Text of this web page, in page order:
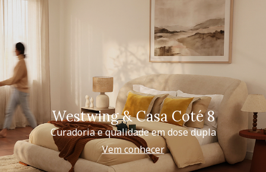
Westwing & Casa Coté 8
Curadoria e qualidade em dose dupla
Vem conhecer